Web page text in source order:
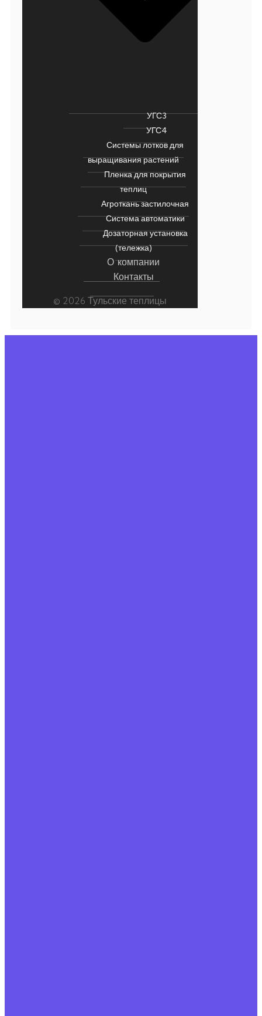
УГС3
УГС4
Системы лотков для
выращивания растений
Пленка для покрытия
теплиц
Агроткань застилочная
Система автоматики
Дозаторная установка
(тележка)
О компании
Контакты
© 2026 Тульские теплицы